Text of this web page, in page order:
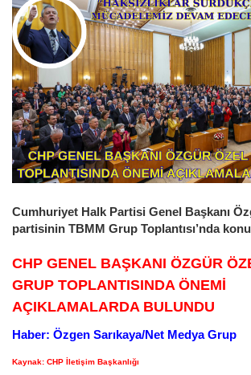
Cumhuriyet Halk Partisi Genel Başkanı
partisinin TBMM Grup Toplantısı’nda
CHP GENEL BAŞKANI ÖZGÜR
GRUP TOPLANTISINDA ÖNEMİ
AÇIKLAMALARDA BULUNDU
Haber: Özgen Sarıkaya/Net Medya Grup
Kaynak: CHP İletişim Başkanlığı